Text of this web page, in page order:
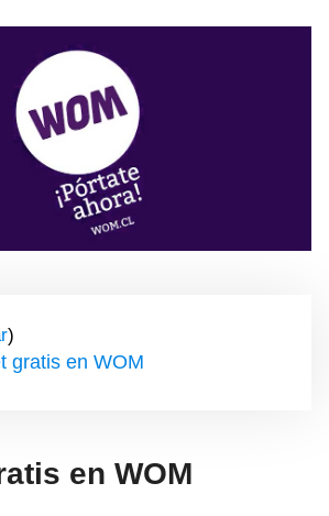
)
gratis en WOM
en WOM